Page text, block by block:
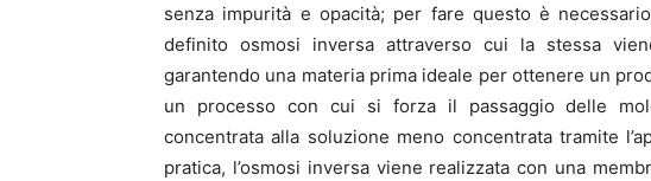
senza impurità e opacità; per fare questo è
definito osmosi inversa attraverso cui la stessa
garantendo una materia prima ideale per ottenere un
un processo con cui si forza il passaggio delle
concentrata alla soluzione meno concentrata tramite
pratica, l’osmosi inversa viene realizzata con una